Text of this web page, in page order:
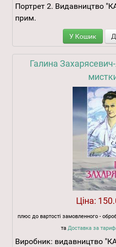
Портрет 2. Видавництво
прим.
У Кошик
Галина
Ціна:
плюс до вартості замовленного -
та Доставка за
Виробник: видавництво